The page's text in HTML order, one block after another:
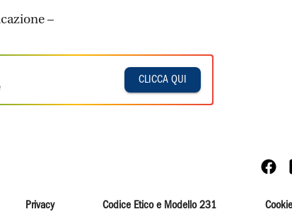
–
CLICCA QUI
Privacy Codice Etico e Modello 231